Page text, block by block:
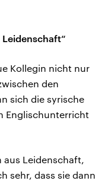
Leidenschaft“
Kollegin nicht nur
den
sich die syrische
Englischunterricht
aus Leidenschaft,
sehr, dass sie dann